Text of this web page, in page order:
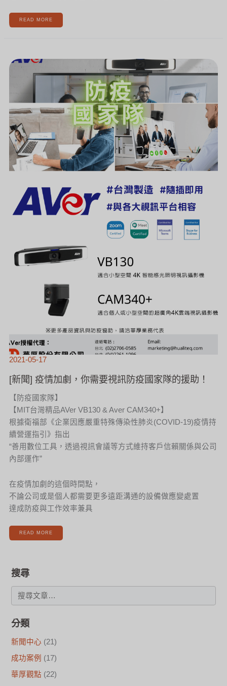
READ MORE
2021-05-17
[新聞] 疫情加劇，你需要視訊防疫國家隊的援助！
【防疫國家隊】
【MIT台灣精品AVer VB130 & Aver CAM340+】
根據衛福部《企業因應嚴重特殊傳染性肺炎(COVID-19)疫情持
續營運指引》指出
“善用數位工具，透過視訊會議等方式維持客戶信賴關係與公司
內部運作”
在疫情加劇的這個時間點，
不論公司或是個人都需要更多遠距溝通的設備做應變處置
達成防疫與工作效率兼具
聞]
疫
情
疫
國
隊
的
援
助！
READ MORE
搜尋
分類
新聞中心 (21)
成功案例 (17)
華厚觀點 (22)